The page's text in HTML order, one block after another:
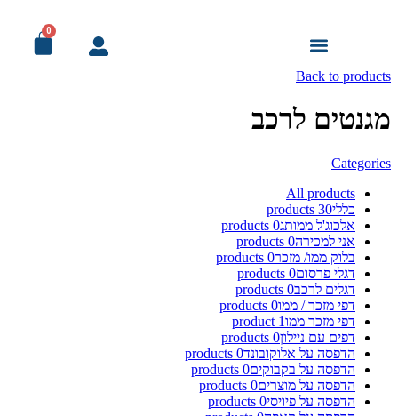
0
Back to products
מגנטים לרכב
Categories
All products
כללי30
products
אלכוג'ל ממותג0
products
אני למכירה0
products
בלוק ממו/ מזכר0
products
דגלי פרסום0
products
דגלים לרכב0
products
דפי מזכר / ממו0
products
דפי מזכר ממו1
product
דפים עם ניילון0
products
הדפסה על אלוקובונד0
products
הדפסה על בקבוקים0
products
הדפסה על מוצרים0
products
הדפסה על פיויסי0
products